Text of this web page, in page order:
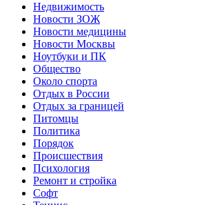
Недвижимость
Новости ЗОЖ
Новости медицины
Новости Москвы
Ноутбуки и ПК
Общество
Около спорта
Отдых в России
Отдых за границей
Питомцы
Политика
Порядок
Происшествия
Психология
Ремонт и стройка
Софт